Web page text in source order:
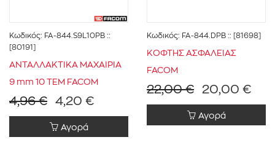
ΣΥΝΕΡΓ.ΑΥΤΟΚΙΝΗΤΩΝ
ΣΥΝΕΡΓ.ΒΑΡΕΩΝ ΟΧΗΜΑΤΩΝ
ΣΥΝΕΡΓ.ΓΕΩΡΓΙΚΩΝ ΜΗΧΑΝΗΜΑΤΩΝ
ΣΥΝΕΡΓ.ΕΛΑΣΤΙΚΑ-ΒΟΥΛΚΑΝΙΖΑΤΕΡ
Κωδικός: FA-844.S9L10PB ::
[80191]
ΑΝΤΑΛΛΑΚΤΙΚΑ ΜΑΧΑΙΡΙΑ
9 mm 10 ΤΕΜ FACOM
4,96 € 4,20 €
Αγορά
Κωδικός: FA-844.DPB :: [81698]
ΚΟΦΤΗΣ ΑΣΦΑΛΕΙΑΣ
FACOM
22,00 € 20,00 €
Αγορά